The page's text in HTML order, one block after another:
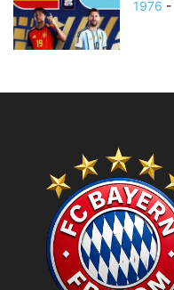
1976 -